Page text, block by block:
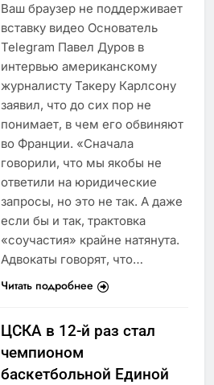
Ваш браузер не поддерживает
вставку видео Основатель
Telegram Павел Дуров в
интервью американскому
журналисту Такеру Карлсону
заявил, что до сих пор не
понимает, в чем его обвиняют
во Франции. «Сначала
говорили, что мы якобы не
ответили на юридические
запросы, но это не так. А даже
если бы и так, трактовка
«соучастия» крайне натянута.
Адвокаты говорят, что…
Читать подробнее
ЦСКА в 12-й раз стал
чемпионом
баскетбольной Единой